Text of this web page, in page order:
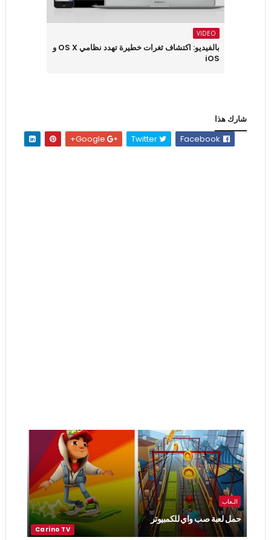
VIDEO
بالفيديو: اكتشاف ثغرات خطيرة تهدد نظامي OS X و
iOS
شارك هذا
Twitter
الـعاب
حمل لعبة صب واي للكمبيوتر